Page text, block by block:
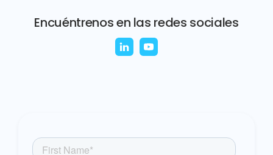
Encuéntrenos en las redes sociales